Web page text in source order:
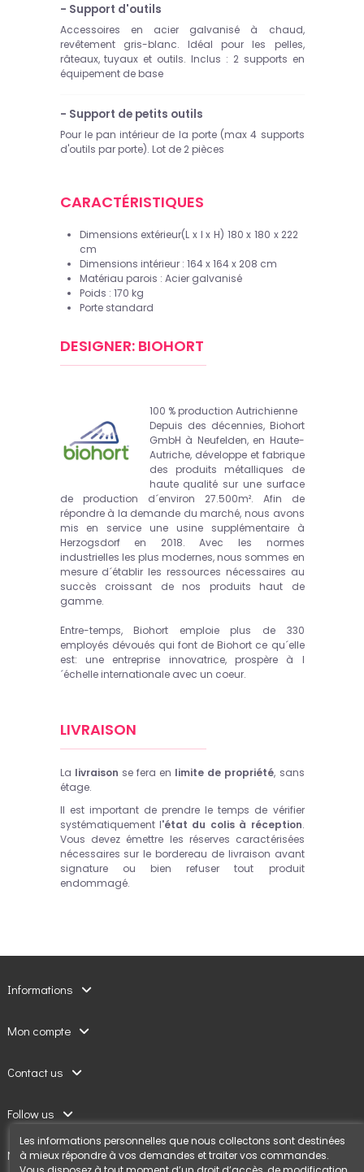
- Support d'outils
Accessoires en acier galvanisé à chaud,
revêtement gris-blanc. Idéal pour les pelles,
râteaux, tuyaux et outils. Inclus : 2 supports en
équipement de base
- Support de petits outils
Pour le pan intérieur de la porte (max 4 supports
d'outils par porte). Lot de 2 pièces
CARACTÉRISTIQUES
Dimensions extérieur(L x l x H) 180 x 180 x 222
cm
Dimensions intérieur : 164 x 164 x 208 cm
Matériau parois : Acier galvanisé
Poids : 170 kg
Porte standard
DESIGNER: BIOHORT
100 % production Autrichienne
Depuis des décennies, Biohort
GmbH à Neufelden, en Haute-
Autriche, développe et fabrique
des produits métalliques de
haute qualité sur une surface
de production d´environ 27.500m². Afin de
répondre à la demande du marché, nous avons
mis en service une usine supplémentaire à
Herzogsdorf en 2018. Avec les normes
industrielles les plus modernes, nous sommes en
mesure d´établir les ressources nécessaires au
succès croissant de nos produits haut de
gamme.
Entre-temps, Biohort emploie plus de 330
employés dévoués qui font de Biohort ce qu´elle
est: une entreprise innovatrice, prospère à l
´échelle internationale avec un coeur.
LIVRAISON
La livraison se fera en limite de propriété, sans
étage.
Il est important de prendre le temps de vérifier
systématiquement l'état du colis à réception.
Vous devez émettre les réserves caractérisées
nécessaires sur le bordereau de livraison avant
signature ou bien refuser tout produit
endommagé.
Informations
Mon compte
Contact us
Follow us
Newsletter
Les informations personnelles que nous collectons sont destinées
à mieux répondre à vos demandes et traiter vos commandes.